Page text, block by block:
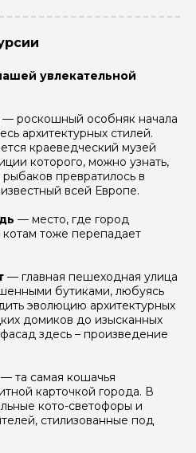
увлекательной
— роскошный особняк начала
архитектурных стилей.
краеведческий музей
которого, можно узнать,
превратилось в
всей Европе.
— место, где город
тоже перепадает
— главная пешеходная улица
бутиками, любуясь
эволюцию архитектурных
домиков до изысканных
здесь – произведение
— та самая кошачья
карточкой города. В
кото-светофоры и
стилизованные под